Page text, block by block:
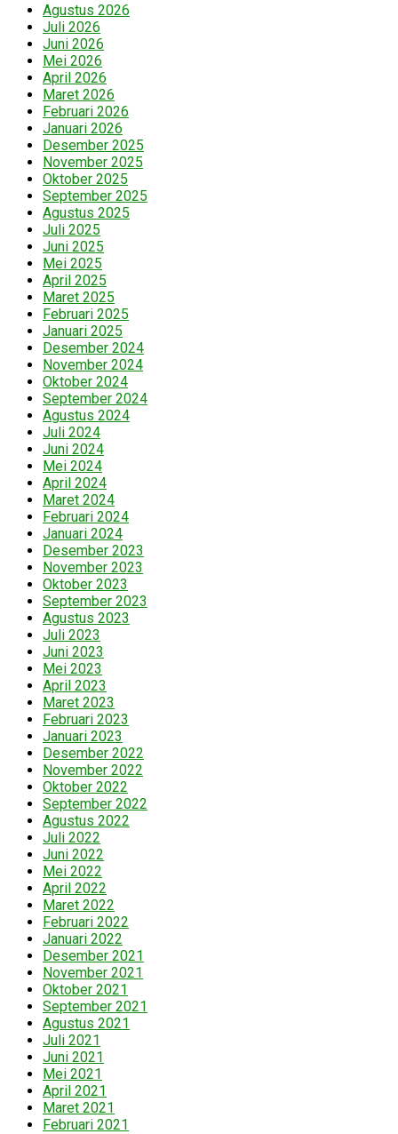
Agustus 2026
Juli 2026
Juni 2026
Mei 2026
April 2026
Maret 2026
Februari 2026
Januari 2026
Desember 2025
November 2025
Oktober 2025
September 2025
Agustus 2025
Juli 2025
Juni 2025
Mei 2025
April 2025
Maret 2025
Februari 2025
Januari 2025
Desember 2024
November 2024
Oktober 2024
September 2024
Agustus 2024
Juli 2024
Juni 2024
Mei 2024
April 2024
Maret 2024
Februari 2024
Januari 2024
Desember 2023
November 2023
Oktober 2023
September 2023
Agustus 2023
Juli 2023
Juni 2023
Mei 2023
April 2023
Maret 2023
Februari 2023
Januari 2023
Desember 2022
November 2022
Oktober 2022
September 2022
Agustus 2022
Juli 2022
Juni 2022
Mei 2022
April 2022
Maret 2022
Februari 2022
Januari 2022
Desember 2021
November 2021
Oktober 2021
September 2021
Agustus 2021
Juli 2021
Juni 2021
Mei 2021
April 2021
Maret 2021
Februari 2021